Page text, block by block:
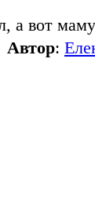
а вот
Автор: